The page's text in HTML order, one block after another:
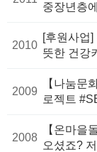
중장년층
2010
[후원사업
뜻한 건강
2009
【나눔문
로젝트
2008
【온마을
오셨죠?